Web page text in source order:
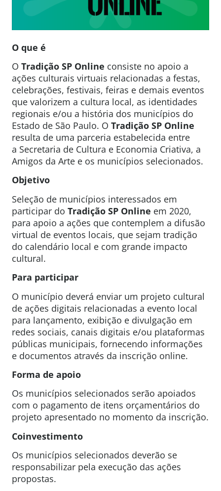
O que é
O Tradição SP Online consiste no apoio a
ações culturais virtuais relacionadas a festas,
celebrações, festivais, feiras e demais eventos
que valorizem a cultura local, as identidades
regionais e/ou a história dos municípios do
Estado de São Paulo. O Tradição SP Online
resulta de uma parceria estabelecida entre
a Secretaria de Cultura e Economia Criativa, a
Amigos da Arte e os municípios selecionados.
Objetivo
Seleção de municípios interessados em
participar do Tradição SP Online em 2020,
para apoio a ações que contemplem a difusão
virtual de eventos locais, que sejam tradição
do calendário local e com grande impacto
cultural.
Para participar
O município deverá enviar um projeto cultural
de ações digitais relacionadas a evento local
para lançamento, exibição e divulgação em
redes sociais, canais digitais e/ou plataformas
públicas municipais, fornecendo informações
e documentos através da inscrição online.
Forma de apoio
Os municípios selecionados serão apoiados
com o pagamento de itens orçamentários do
projeto apresentado no momento da inscrição.
Coinvestimento
Os municípios selecionados deverão se
responsabilizar pela execução das ações
propostas.